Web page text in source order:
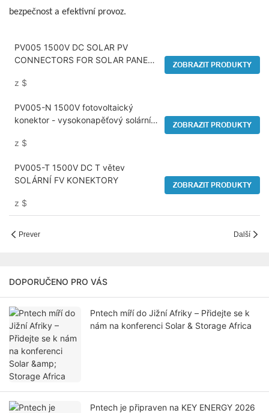
bezpečnost a efektivní provoz.
PV005 1500V DC SOLAR PV
CONNECTORS FOR SOLAR PANEL
z $
ZOBRAZIT PRODUKTY
PV005-N 1500V fotovoltaický
konektor - vysokonapěťový solární
z $
ZOBRAZIT PRODUKTY
PV005-T 1500V DC T větev
SOLÁRNÍ FV KONEKTORY
z $
ZOBRAZIT PRODUKTY
Prever Další
DOPORUČENO PRO VÁS
Pntech míří do Jižní Afriky – Přidejte se k
nám na konferenci Solar & Storage Africa
Pntech je připraven na KEY ENERGY 2026